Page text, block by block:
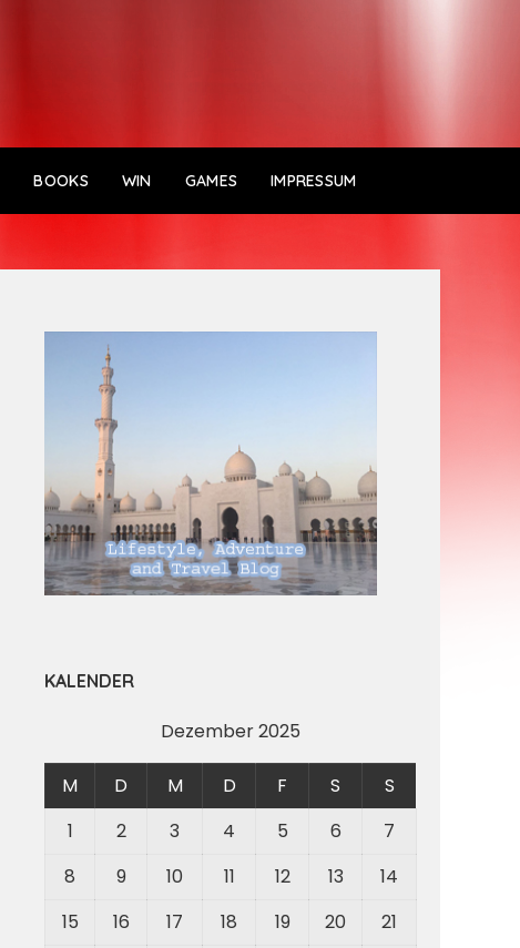
BOOKS WIN GAMES IMPRESSUM
KALENDER
Dezember 2025
M D M D F S
S
1
2 3 4 5 6
7
8
9 10 11 12 13
14
15
16 17 18 19 20
21